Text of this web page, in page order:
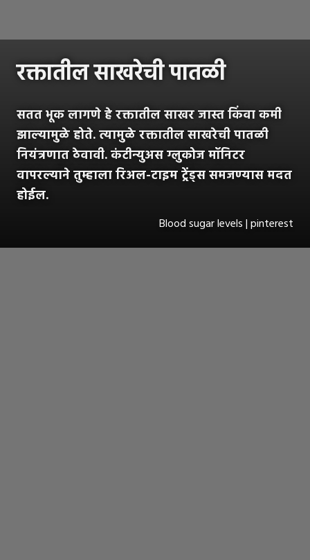
रक्तातील साखरेची पातळी
सतत भूक लागणे हे रक्तातील साखर जास्त किंवा कमी
झाल्यामुळे होते. त्यामुळे रक्तातील साखरेची पातळी
नियंत्रणात ठेवावी. कंटीन्युअस ग्लुकोज मॉनिटर
वापरल्याने तुम्हाला रिअल-टाइम ट्रेंड्स समजण्यास मदत
होईल.
Blood sugar levels | pinterest